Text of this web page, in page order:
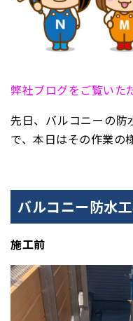
弊社ブログをご覧いた
先日、バルコニーの防
で、本日はその作業の
バルコニー防水
施工前